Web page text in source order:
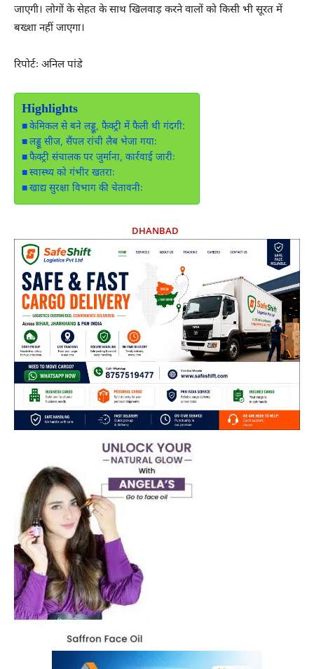
जाएगी। लोगों के सेहत के साथ खिलवाड़ करने वालों को किसी भी सूरत में
बख्शा नहीं जाएगा।
रिपोर्टः अनिल पांडे
Highlights
केमिकल से बने लड्डू, फैक्ट्री में फैली थी गंदगी:
लड्डू सीज, सैंपल रांची लैब भेजा गयाः
फैक्ट्री संचालक पर जुर्माना, कार्रवाई जारीः
स्वास्थ्य को गंभीर खतराः
खाद्य सुरक्षा विभाग की चेतावनीः
DHANBAD